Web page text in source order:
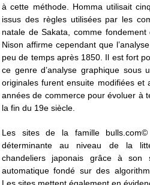
à cette méthode. Homma utilisait
issus des règles utilisées par les
natale de Sakata, comme fondement
Nison affirme cependant que
peu de temps après 1850. Il est fort
ce genre d’analyse graphique sous
originales furent ensuite modifiées et
années de commerce pour évoluer à
la fin du 19e siècle.
Les sites de la famille bulls.com©
déterminante au niveau de la
chandeliers japonais grâce à son
automatique fondé sur des